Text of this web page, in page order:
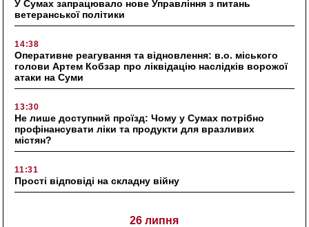
У Сумах запрацювало нове Управління з питань
ветеранської політики
14:38
Оперативне реагування та відновлення: в.о. міського
голови Артем Кобзар про ліквідацію наслідків ворожої
атаки на Суми
13:30
Не лише доступний проїзд: Чому у Сумах потрібно
профінансувати ліки та продукти для вразливих
містян?
11:31
Прості відповіді на складну війну
26 липня